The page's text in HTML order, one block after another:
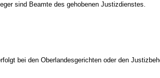
sind Beamte des gehobenen Justizdienstes.
bei den Oberlandesgerichten oder den